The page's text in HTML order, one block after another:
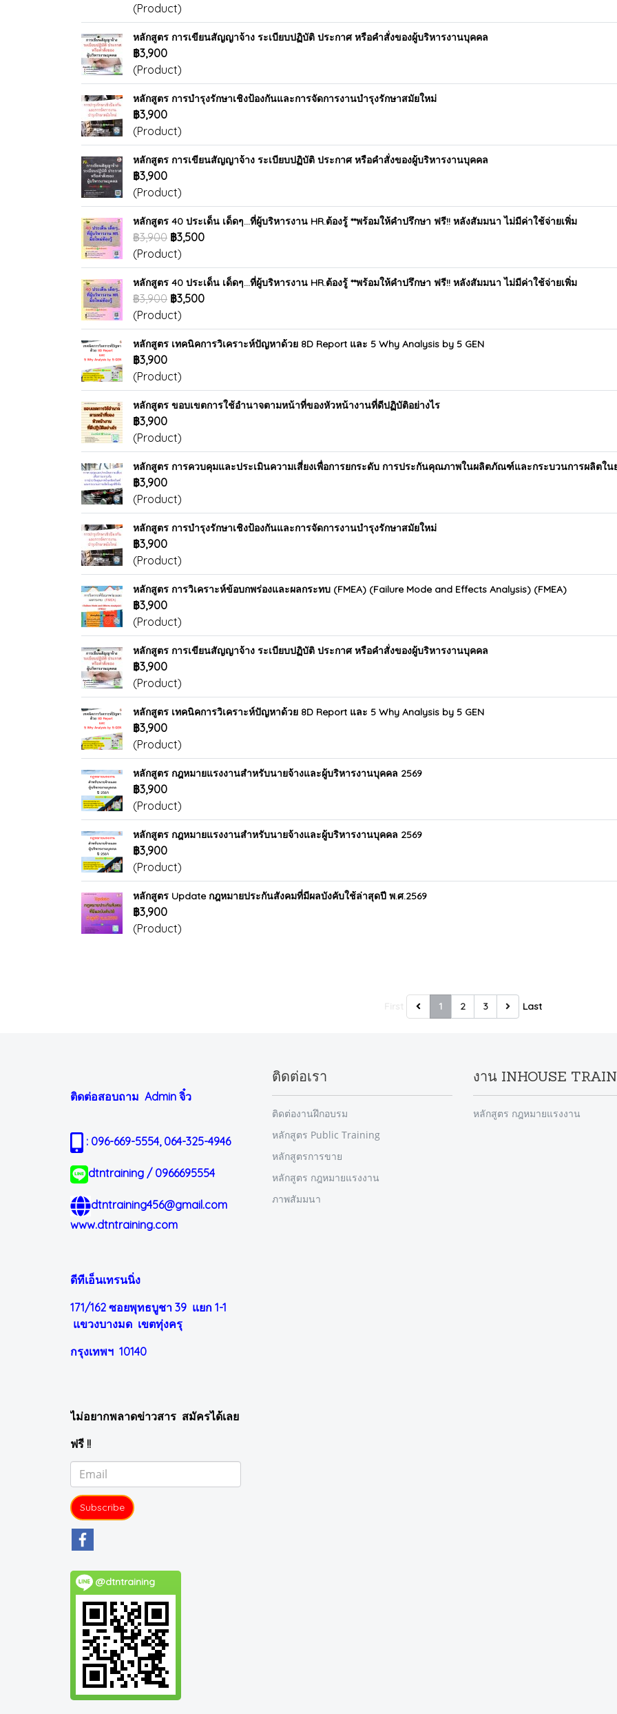
(Product)
หลักสูตร การเขียนสัญญาจ้าง ระเบียบปฏิบัติ ประกาศ หรือคำสั่งของผู้บริหารงานบุคคล
฿3,900
(Product)
หลักสูตร การบำรุงรักษาเชิงป้องกันและการจัดการงานบำรุงรักษาสมัยใหม่
฿3,900
(Product)
หลักสูตร การเขียนสัญญาจ้าง ระเบียบปฏิบัติ ประกาศ หรือคำสั่งของผู้บริหารงานบุคคล
฿3,900
(Product)
หลักสูตร 40 ประเด็น เด็ดๆ...ที่ผู้บริหารงาน HR.ต้องรู้ **พร้อมให้คำปรึกษา ฟรี!! หลังสัมมนา ไม่มีค่าใช้จ่ายเพิ่ม
฿3,900 ฿3,500
(Product)
หลักสูตร 40 ประเด็น เด็ดๆ...ที่ผู้บริหารงาน HR.ต้องรู้ **พร้อมให้คำปรึกษา ฟรี!! หลังสัมมนา ไม่มีค่าใช้จ่ายเพิ่ม
฿3,900 ฿3,500
(Product)
หลักสูตร เทคนิคการวิเคราะห์ปัญหาด้วย 8D Report และ 5 Why Analysis by 5 GEN
฿3,900
(Product)
หลักสูตร ขอบเขตการใช้อำนาจตามหน้าที่ของหัวหน้างานที่ดีปฏิบัติอย่างไร
฿3,900
(Product)
หลักสูตร การควบคุมและประเมินความเสี่ยงเพื่อการยกระดับ การประกันคุณภาพในผลิตภัณฑ์และกระบวนการผลิตใน
฿3,900
(Product)
หลักสูตร การบำรุงรักษาเชิงป้องกันและการจัดการงานบำรุงรักษาสมัยใหม่
฿3,900
(Product)
หลักสูตร การวิเคราะห์ข้อบกพร่องและผลกระทบ (FMEA) (Failure Mode and Effects Analysis) (FMEA)
฿3,900
(Product)
หลักสูตร การเขียนสัญญาจ้าง ระเบียบปฏิบัติ ประกาศ หรือคำสั่งของผู้บริหารงานบุคคล
฿3,900
(Product)
หลักสูตร เทคนิคการวิเคราะห์ปัญหาด้วย 8D Report และ 5 Why Analysis by 5 GEN
฿3,900
(Product)
หลักสูตร กฎหมายแรงงานสำหรับนายจ้างและผู้บริหารงานบุคคล 2569
฿3,900
(Product)
หลักสูตร กฎหมายแรงงานสำหรับนายจ้างและผู้บริหารงานบุคคล 2569
฿3,900
(Product)
หลักสูตร Update กฎหมายประกันสังคมที่มีผลบังคับใช้ล่าสุดปี พ.ศ.2569
฿3,900
(Product)
1 2 3 Last
ติดต่อสอบถาม Admin จิ๋ว
: 096-669-5554, 064-325-4946
dtntraining / 0966695554
dtntraining456@gmail.com
www.dtntraining.com
ดีทีเอ็นเทรนนิ่ง
171/162 ซอยพุทธบูชา 39 แยก 1-1
แขวงบางมด เขตทุ่งครุ
กรุงเทพฯ 10140
ไม่อยากพลาดข่าวสาร สมัครได้เลย
ฟรี !!
Subscribe
@dtntraining
ติดต่อเรา
ติดต่องานฝึกอบรม
หลักสูตร Public Training
หลักสูตรการขาย
หลักสูตร กฎหมายแรงงาน
ภาพสัมมนา
งาน INHOUSE
หลักสูตร กฎหมายแรงงาน